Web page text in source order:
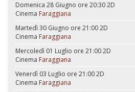
Domenica 28 Giugno ore 20:302D
Cinema Faraggiana
Martedì 30 Giugno ore 21:002D
Cinema Faraggiana
Mercoledì 01 Luglio ore 21:002D
Cinema Faraggiana
Venerdì 03 Luglio ore 21:002D
Cinema Faraggiana